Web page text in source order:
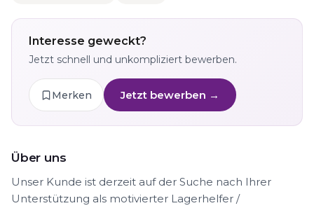
Interesse geweckt?
Jetzt schnell und unkompliziert bewerben.
Merken Jetzt bewerben →
Über uns
Unser Kunde ist derzeit auf der Suche nach Ihrer
Unterstützung als motivierter Lagerhelfer /